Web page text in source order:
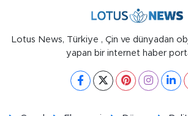
Lotus News, Türkiye , Çin ve dünyadan
yapan bir internet haber